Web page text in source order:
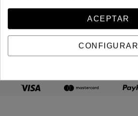
Envío rapidísimo y la atención
telefónica, tanto en las tiendas de
ACEPTAR
CONFIGURAR